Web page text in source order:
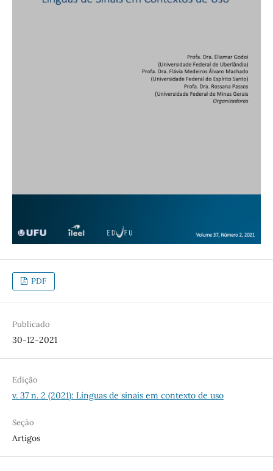
PDF
Publicado
30-12-2021
Edição
v. 37 n. 2 (2021): Línguas de sinais em contexto de uso
Seção
Artigos